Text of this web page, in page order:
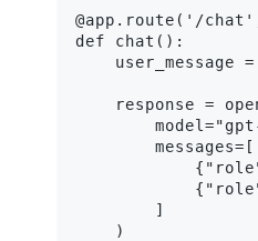
@app.route('/
def chat():
user_message
response =
        messages=[
        ]
    )